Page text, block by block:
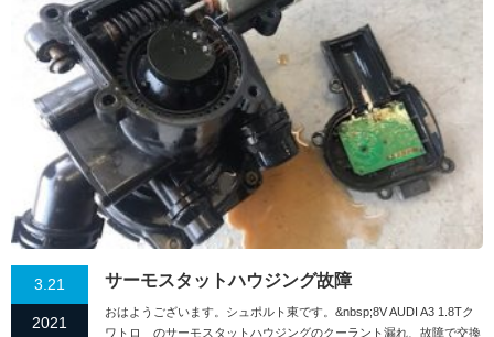
3.21
2021
サーモスタットハウジング故障
おはようございます。シュポルト東です。&nbsp;8V AUDI A3 1.8Tク
ワトロ のサーモスタットハウジングのクーラント漏れ、故障で交換